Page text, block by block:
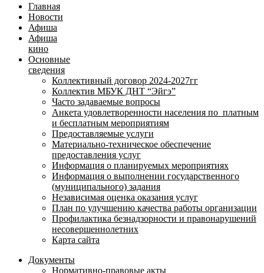
Главная
Новости
Афиша
Афиша
кино
Основные
сведения
Коллективный договор 2024-2027гг
Коллектив МБУК ДНТ “Эйгэ”
Часто задаваемые вопросы
Анкета удовлетворенности населения по платным
и бесплатным мероприятиям
Предоставляемые услуги
Материально-техническое обеспечение
предоставления услуг
Информация о планируемых мероприятиях
Информация о выполнении государственного
(муниципального) задания
Независимая оценка оказания услуг
План по улучшению качества работы организации
Профилактика безнадзорности и правонарушений
несовершеннолетних
Карта сайта
Документы
Нормативно-правовые акты